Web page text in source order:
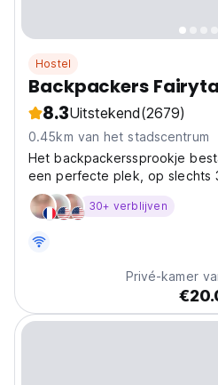
Hostel
Backpackers
8.3Uitstekend(2679)
0.45km van het stadscentrum
Het backpackerssprookje
een perfecte plek, op slechts
jaar oude Dioclation-paleis,
restaurants, maar het is nog
30+ verblijven
Privé-kamer